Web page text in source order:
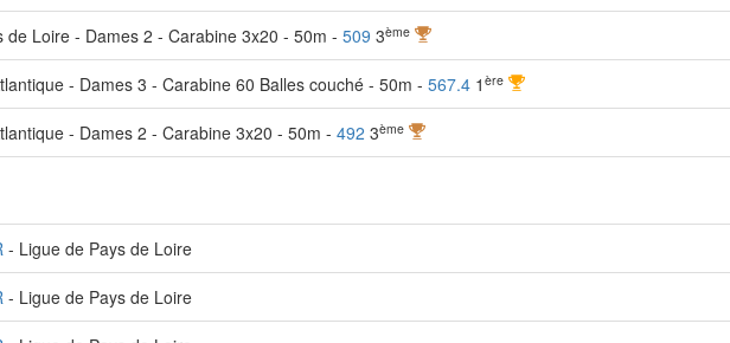
Loire - Dames 2 - Carabine 3x20 - 50m - 509 3ème
- Dames 3 - Carabine 60 Balles couché - 50m - 567.4 1 ère
- Dames 2 - Carabine 3x20 - 50m - 492 3ème
- Ligue de Pays de Loire
- Ligue de Pays de Loire